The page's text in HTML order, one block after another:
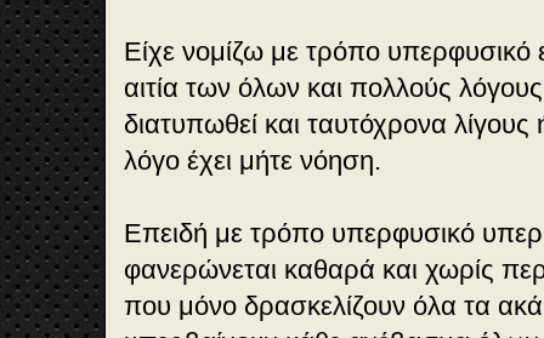
Είχε νομίζω με τρόπο υπερφυσικό
αιτία των όλων και πολλούς λόγους
διατυπωθεί και ταυτόχρονα
λόγο έχει μήτε νόηση.
Επειδή με τρόπο υπερφυσικό
φανερώνεται καθαρά και χωρίς
που μόνο δρασκελίζουν όλα τα